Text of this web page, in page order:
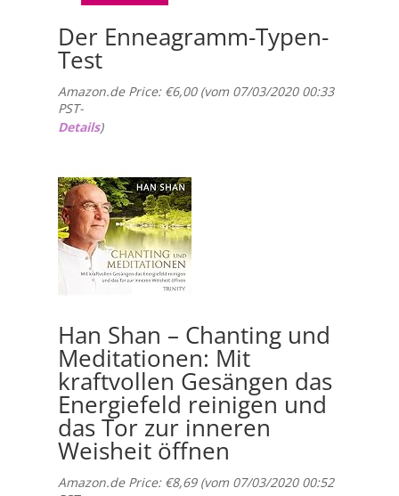
Der Enneagramm-Typen-
Test
Amazon.de Price: €6,00(vom 07/03/2020 00:33
PST-
Details)
Han Shan – Chanting und
Meditationen: Mit
kraftvollen Gesängen das
Energiefeld reinigen und
das Tor zur inneren
Weisheit öffnen
Amazon.de Price: €8,69(vom 07/03/2020 00:52